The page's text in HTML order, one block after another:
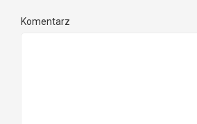
Komentarz